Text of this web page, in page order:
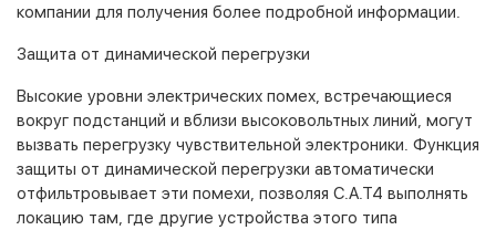
компании для получения более подробной информации.
Защита от динамической перегрузки
Высокие уровни электрических помех, встречающиеся
вокруг подстанций и вблизи высоковольтных линий, могут
вызвать перегрузку чувствительной электроники. Функция
защиты от динамической перегрузки автоматически
отфильтровывает эти помехи, позволяя C.A.T4 выполнять
локацию там, где другие устройства этого типа